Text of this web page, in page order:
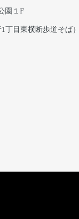
園１F
丁目東横断歩道そば）